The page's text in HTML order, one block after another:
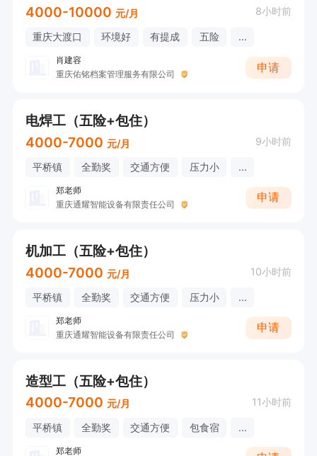
4000-10000 元/月 8小时前
重庆大渡口 环境好 有提成 五险 ...
肖建容
重庆佑铭档案管理服务有限公司
申请
电焊工（五险+包住）
4000-7000 元/月 9小时前
平桥镇 全勤奖 交通方便 压力小 ...
郑老师
重庆通耀智能设备有限责任公司
申请
机加工（五险+包住）
4000-7000 元/月 10小时前
平桥镇 全勤奖 交通方便 压力小 ...
郑老师
重庆通耀智能设备有限责任公司
申请
造型工（五险+包住）
4000-7000 元/月 11小时前
平桥镇 全勤奖 交通方便 包食宿 ...
郑老师